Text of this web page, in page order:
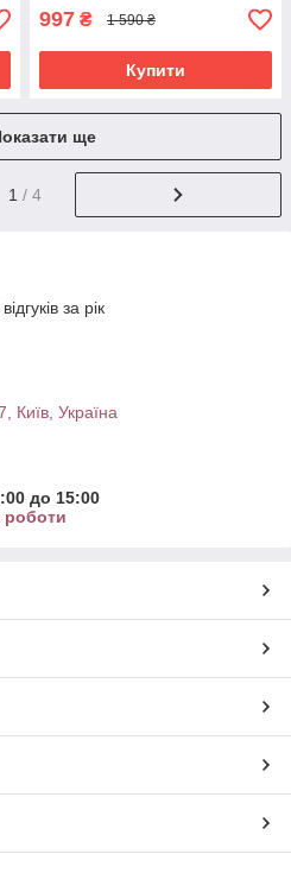
997 ₴ 1 590 ₴
Купити
ще
1 / 4
за рік
Київ, Україна
до 15:00
роботи